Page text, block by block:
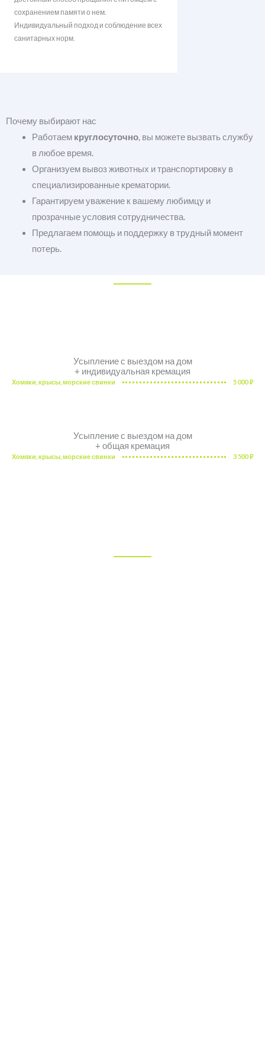
сохранением памяти о нем.
Индивидуальный подход и соблюдение всех
санитарных норм.
Почему выбирают нас
Работаем круглосуточно, вы можете вызвать службу
в любое время.
Организуем вывоз животных и транспортировку в
специализированные крематории.
Гарантируем уважение к вашему любимцу и
прозрачные условия сотрудничества.
Предлагаем помощь и поддержку в трудный момент
потерь.
Усыпление с выездом на дом
+ индивидуальная кремация
Хомяки, крысы, морские свинки 5 000 ₽
Усыпление с выездом на дом
+ общая кремация
Хомяки, крысы, морские свинки 3 500 ₽